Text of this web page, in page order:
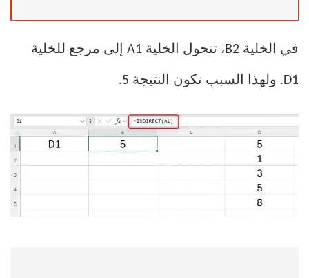
في الخلية B2، تتحول الخلية A1 إلى مرجع للخلية
D1. ولهذا السبب تكون النتيجة 5.